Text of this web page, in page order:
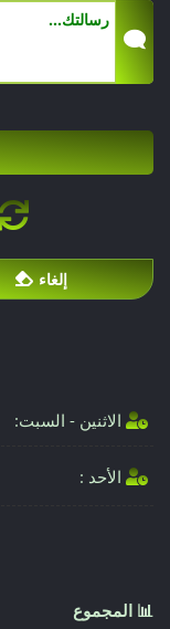
إلغاء
الاثنين - السبت:
الأحد :
📊 المجموع